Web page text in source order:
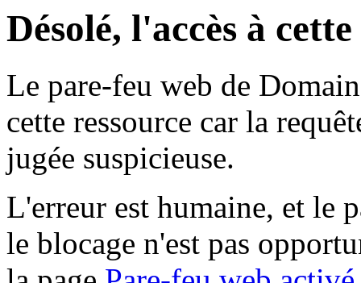
Désolé, l'accès à
Le pare-feu web de
cette ressource car la
jugée suspicieuse.
L'erreur est humaine, et le
le blocage n'est pas